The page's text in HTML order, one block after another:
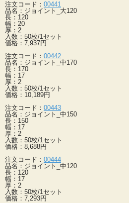
注文コード： 00441
品名：ジョイント_大120
長：120
幅：20
厚：2
入数：50枚/1セット
価格：7,937円
注文コード： 00442
品名：ジョイント_中170
長：170
幅：17
厚：2
入数：50枚/1セット
価格：10,189円
注文コード： 00443
品名：ジョイント_中150
長：150
幅：17
厚：2
入数：50枚/1セット
価格：8,688円
注文コード： 00444
品名：ジョイント_中120
長：120
幅：17
厚：2
入数：50枚/1セット
価格：7,293円